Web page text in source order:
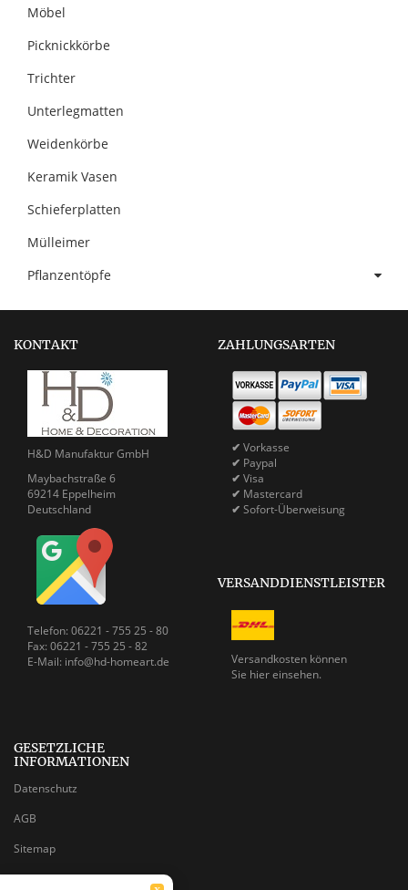
Möbel
Picknickkörbe
Trichter
Unterlegmatten
Weidenkörbe
Keramik Vasen
Schieferplatten
Mülleimer
Pflanzentöpfe
KONTAKT
H&D Manufaktur GmbH
Maybachstraße 6
69214 Eppelheim
Deutschland
Telefon: 06221 - 755 25 - 80
Fax: 06221 - 755 25 - 82
E-Mail: info@hd-homeart.de
ZAHLUNGSARTEN
✔ Vorkasse
✔ Paypal
✔ Visa
✔ Mastercard
✔ Sofort-Überweisung
VERSANDDIENSTLEISTER
Versandkosten können
Sie hier einsehen.
GESETZLICHE
INFORMATIONEN
Datenschutz
AGB
Sitemap
Impressum